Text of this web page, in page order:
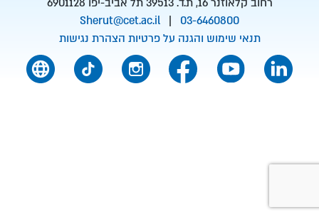
תנאי שימוש והגנה על פרטיות הצהרת נגישות
03-6460800
Sherut@cet.ac.il
רחוב קלאוזנר 16, ת.ד. 39513 תל אביב-יפו 6901128